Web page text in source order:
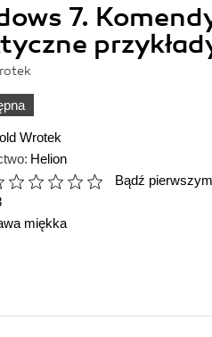
7.
Wrotek
Helion
Bądź
miękka